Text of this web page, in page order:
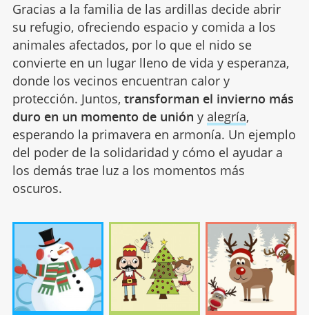
Gracias a la familia de las ardillas decide abrir
su refugio, ofreciendo espacio y comida a los
animales afectados, por lo que el nido se
convierte en un lugar lleno de vida y esperanza,
donde los vecinos encuentran calor y
protección. Juntos, transforman el invierno más
duro en un momento de unión y alegría,
esperando la primavera en armonía. Un ejemplo
del poder de la solidaridad y cómo el ayudar a
los demás trae luz a los momentos más
oscuros.